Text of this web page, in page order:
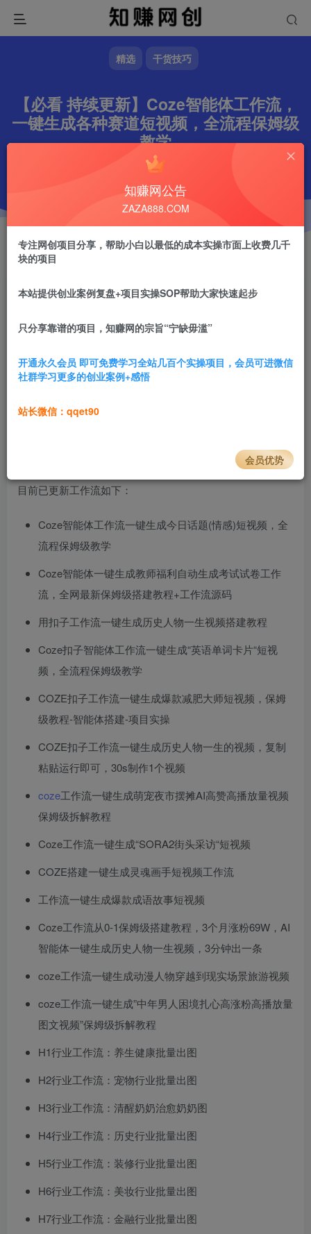
精选 干货技巧
【必看 持续更新】Coze智能体工作流，
一键生成各种赛道短视频，全流程保姆级
教学
阅读耗时
1.3W+
镇山的虎
前言介绍
200多套扣子工作流成品，涵盖各图文赛道、短视频赛道，
一键复制源代码+搭建教程，工作流源码和教程都已附带。
目前已更新工作流如下：
Coze智能体工作流一键生成今日话题(情感)短视频，全
流程保姆级教学
Coze智能体一键生成教师福利自动生成考试试卷工作
流，全网最新保姆级搭建教程+工作流源码
用扣子工作流一键生成历史人物一生视频搭建教程
Coze扣子智能体工作流一键生成“英语单词卡片“短视
频，全流程保姆级教学
COZE扣子工作流一键生成爆款减肥大师短视频，保姆
级教程-智能体搭建-项目实操
COZE扣子工作流一键生成历史人物一生的视频，复制
粘贴运行即可，30s制作1个视频
coze工作流一键生成萌宠夜市摆摊AI高赞高播放量视频
保姆级拆解教程
Coze工作流一键生成“SORA2街头采访“短视频
COZE搭建一键生成灵魂画手短视频工作流
工作流一键生成爆款成语故事短视频
Coze工作流从0-1保姆级搭建教程，3个月涨粉69W，AI
智能体一键生成历史人物一生视频，3分钟出一条
coze工作流一键生成动漫人物穿越到现实场景旅游视频
coze工作流一键生成”中年男人困境扎心高涨粉高播放量
图文视频”保姆级拆解教程
H1行业工作流：养生健康批量出图​
​H2行业工作流：宠物行业批量出图​
​H3行业工作流：清醒奶奶治愈奶奶图​
​H4行业工作流：历史行业批量出图​
​H5行业工作流：装修行业批量出图​
​H6行业工作流：美妆行业批量出图​
​H7行业工作流：金融行业批量出图​
知赚网公告
ZAZA888.COM
专注网创项目分享，帮助小白以最低的成本实操市面上收费几千
块的项目
本站提供创业案例复盘+项目实操SOP帮助大家快速起步
只分享靠谱的项目，知赚网的宗旨“宁缺毋滥”
开通永久会员 即可免费学习全站几百个实操项目，会员可进微信
社群学习更多的创业案例+感悟
站长微信：qqet90
会员优势